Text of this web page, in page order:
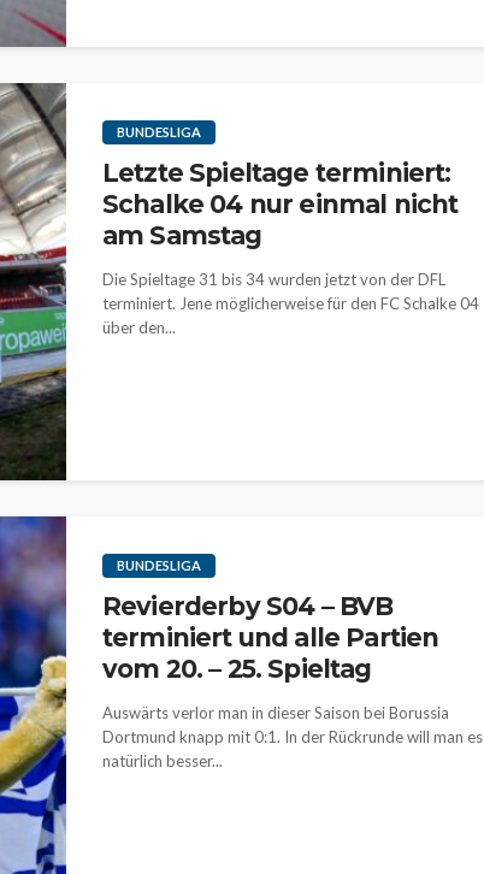
BUNDESLIGA
Letzte Spieltage terminiert:
Schalke 04 nur einmal nicht
am Samstag
Die Spieltage 31 bis 34 wurden jetzt von der DFL
terminiert. Jene möglicherweise für den FC Schalke 04
über den...
BUNDESLIGA
Revierderby S04 – BVB
terminiert und alle Partien
vom 20. – 25. Spieltag
Auswärts verlor man in dieser Saison bei Borussia
Dortmund knapp mit 0:1. In der Rückrunde will man es
natürlich besser...